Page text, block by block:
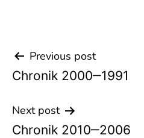
Beitrags-
Navigation
Previous post
Chronik 2000‒1991
Next post
Chronik 2010‒2006